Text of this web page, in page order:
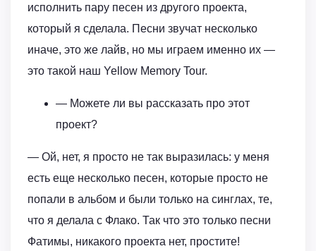
исполнить пару песен из другого проекта,
который я сделала. Песни звучат несколько
иначе, это же лайв, но мы играем именно их —
это такой наш Yellow Memory Tour.
— Можете ли вы рассказать про этот
проект?
— Ой, нет, я просто не так выразилась: у меня
есть еще несколько песен, которые просто не
попали в альбом и были только на синглах, те,
что я делала с Флако. Так что это только песни
Фатимы, никакого проекта нет, простите!